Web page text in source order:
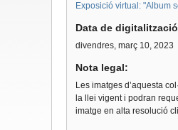
Exposició virtual: "Album
Data de
divendres, març 10, 2023
Nota legal:
Les imatges d’aquesta
la llei vigent i podran
imatge en alta resolució